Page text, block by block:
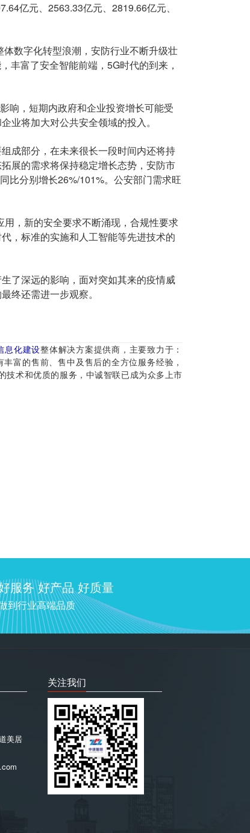
亿元、2563.33亿元、2819.66亿元、
数字化转型浪潮，安防行业不断升级壮
丰富了安全智能前端，5G时代的到来，
，短期内政府和企业投资增长可能受
业将加大对公共安全领域的投入。
成部分，在未来很长一段时间内还将持
展的需求将保持稳定增长态势，安防市
比分别增长26%/101%。公安部门需求旺
，新的安全要求不断涌现，合规性要求
，标准的实施和人工智能等先进技术的
了深远的影响，面对突如其来的疫情威
终还需进一步观察。
息化建设整体解决方案提供商，主要致力于：
富的售前、售中及售后的全方位服务经验，
技术和优质的服务，中诚智联已成为众多上市
服务 好产品 好质量
到行业高端品质
美居
关注我们